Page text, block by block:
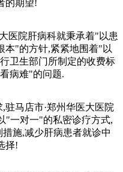
的期望!
院肝病科就秉承着"以患
本"的方针,紧紧地围着"以
卫生部门所制定的收费标
病难"的问题.
马店市·郑州华医大医院
"一对一"的私密诊疗方式,
施,减少肝病患者就诊中
择!